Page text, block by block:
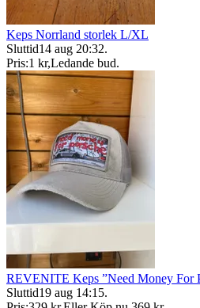
Keps Norrland storlek L/XL
Sluttid14 aug 20:32.
Pris:1 kr,Ledande bud.
REVENITE Keps ”Need Money For
Sluttid19 aug 14:15.